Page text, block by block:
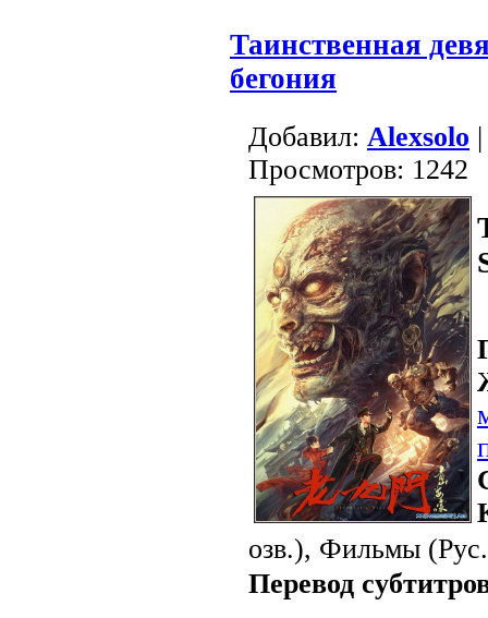
Таинственная
бегония
Добавил: Alexsolo
Просмотров: 1242
озв.), Фильмы
Перевод